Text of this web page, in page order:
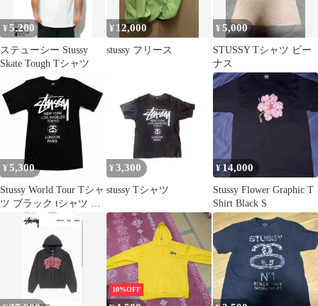
¥5,200
ステューシー Stussy
Skate Tough Tシャツ
¥ 12,000
stussy フリース
¥5,000
STUSSY Tシャツ ビー
ナス
¥ 5,300
Stussy World Tour Tシャ
ツ ブラック tシャツ メ
¥ 3,300
stussy Tシャツ
¥ 14,000
Stussy Flower Graphic T
Shirt Black S
10%OFF